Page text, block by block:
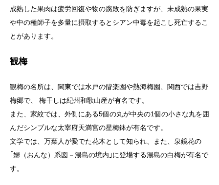
成熟した果肉は疲労回復や物の腐敗を防ぎますが、未成熟の果実
や中の種師子を多量に摂取するとシアン中毒を起こし死亡するこ
とがあります。
観梅
観梅の名所は、関東では水戸の偕楽園や熱海梅園、関西では吉野
梅郷で、 梅干しは紀州和歌山産が有名です。
また、家紋では、外側にある5個の丸が中央の1個の小さな丸を囲
んだシンプルな太宰府天満宮の星梅鉢が有名です。
文学では、万葉人が愛でた花木として知られ、また、泉鏡花の
｢婦（おんな）系図－湯島の境内｣に登場する湯島の白梅が有名で
す。